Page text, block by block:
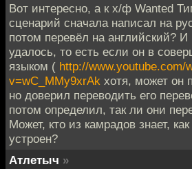
Вот интересно, а к х/ф Wanted
сценарий сначала написал на
потом перевёл на английский? И
удалось, то есть если он в
языком ( http://www.youtube.com/
v=wC_MMy9xrAk хотя, может он
но доверил переводить его
потом определил, так ли они
Может, кто из камрадов знает,
устроен?
Атлетыч »